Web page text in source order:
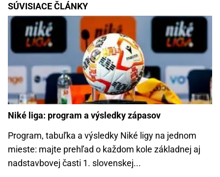
SÚVISIACE ČLÁNKY
Niké liga: program a výsledky zápasov
Program, tabuľka a výsledky Niké ligy na jednom
mieste: majte prehľad o každom kole základnej aj
nadstavbovej časti 1. slovenskej...